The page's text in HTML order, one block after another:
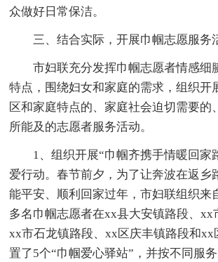
众做好日常保洁。
三、结合实际，开展巾帼志愿服务
市妇联充分发挥巾帼志愿者情感细
特点，围绕妇女和家庭的需求，组织开
区和家庭特点的、家庭社会迫切需要的
所能及的志愿者服务活动。
1、组织开展“巾帼齐携手情暖回家
爱行动。春节前夕，为了让奔波在返乡
能平安、顺利回家过年，市妇联组织来
多名巾帼志愿者在xx县大安镇路段、xx
xx市石龙镇路段、xx区庆丰镇路段和xx
置了5个“巾帼爱心驿站”，并按不同服